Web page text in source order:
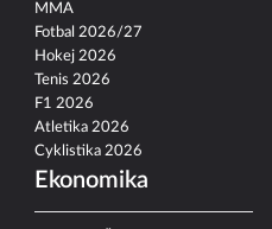
MMA
Fotbal 2026/27
Hokej 2026
Tenis 2026
F1 2026
Atletika 2026
Cyklistika 2026
Ekonomika